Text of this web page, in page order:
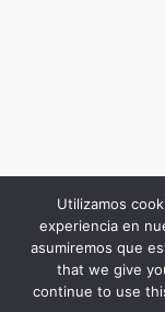
Utilizamos
experiencia en
asumiremos que
that we give
continue to use